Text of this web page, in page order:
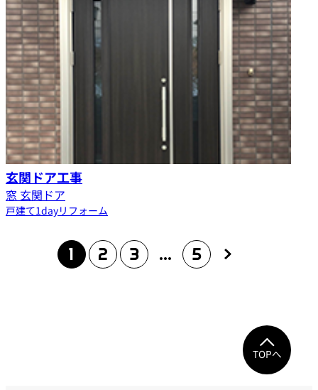
玄関ドア工事
窓 玄関ドア
戸建て1dayリフォーム
1 2 3 … 5
TOPへ